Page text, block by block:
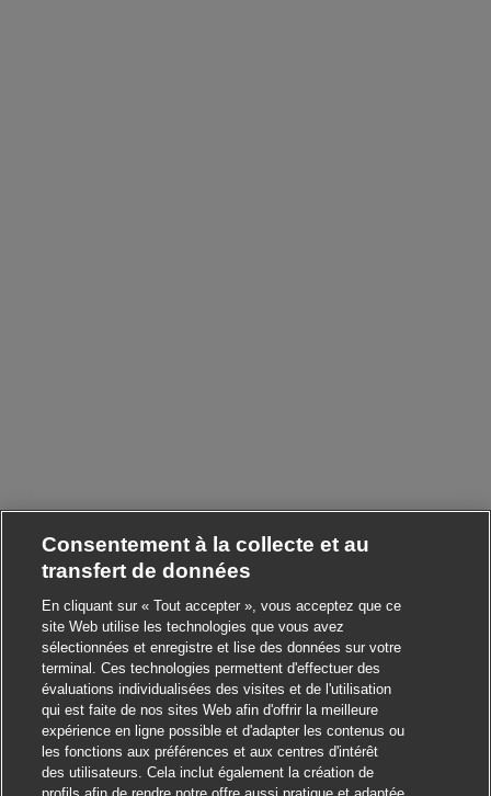
Consentement à la collecte et au
transfert de données
En cliquant sur « Tout accepter », vous acceptez que ce
site Web utilise les technologies que vous avez
sélectionnées et enregistre et lise des données sur votre
terminal. Ces technologies permettent d'effectuer des
évaluations individualisées des visites et de l'utilisation
qui est faite de nos sites Web afin d'offrir la meilleure
expérience en ligne possible et d'adapter les contenus ou
les fonctions aux préférences et aux centres d'intérêt
des utilisateurs. Cela inclut également la création de